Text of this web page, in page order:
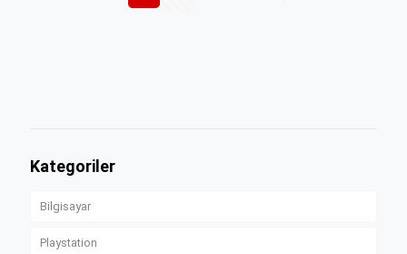
Kategoriler
Bilgisayar
Playstation